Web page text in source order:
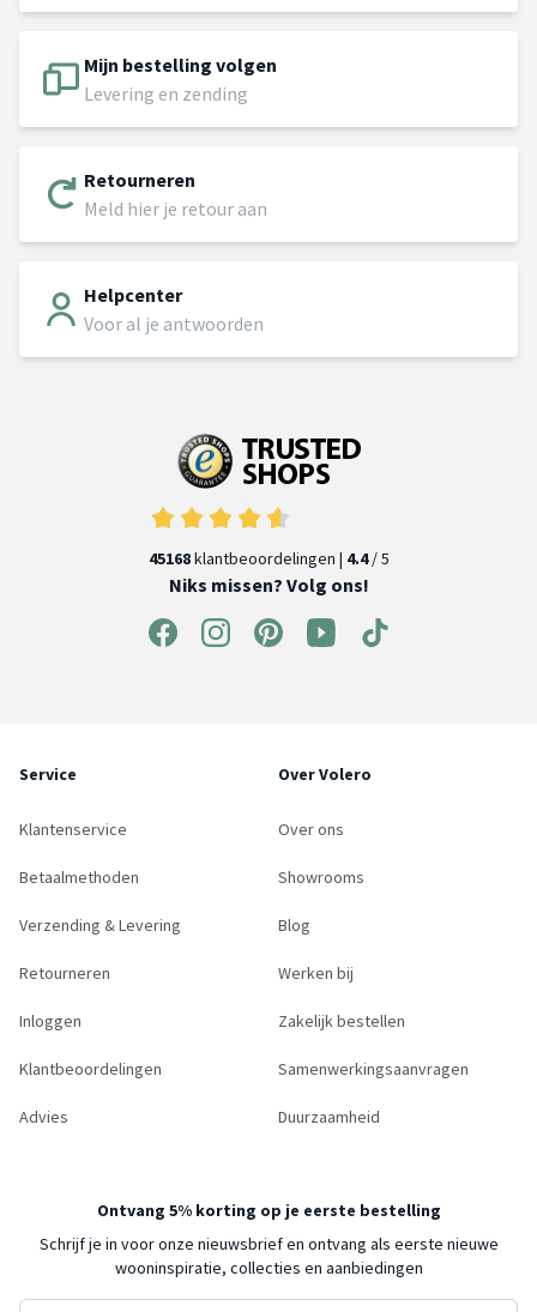
Mijn bestelling volgen
Levering en zending
Retourneren
Meld hier je retour aan
Helpcenter
Voor al je antwoorden
45168klantbeoordelingen | 4.4/ 5
Niks missen? Volg ons!
Service
Klantenservice
Betaalmethoden
Verzending & Levering
Retourneren
Inloggen
Klantbeoordelingen
Advies
Over Volero
Over ons
Showrooms
Blog
Werken bij
Zakelijk bestellen
Samenwerkingsaanvragen
Duurzaamheid
Ontvang 5% korting op je eerste bestelling
Schrijf je in voor onze nieuwsbrief en ontvang als eerste nieuwe
wooninspiratie, collecties en aanbiedingen